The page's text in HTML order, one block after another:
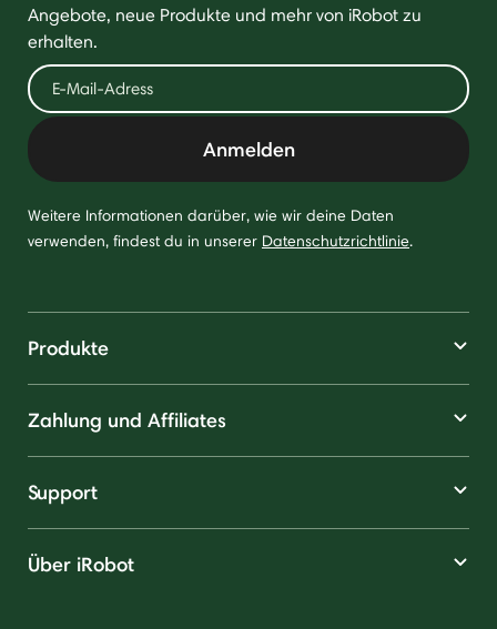
Angebote, neue Produkte und mehr von iRobot zu
erhalten.
Anmelden
Weitere Informationen darüber, wie wir deine Daten
verwenden, findest du in unserer Datenschutzrichtlinie.
Produkte
Zahlung und Affiliates
Support
Über iRobot